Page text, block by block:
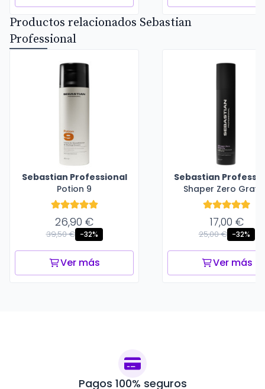
Productos relacionados Sebastian
Professional
Sebastian Professional
Potion 9
26,90 €
39,50 € -32%
Ver más
Sebastian
Shaper Zero
17,00 €
25,00 € -32%
Ver más
Pagos 100% seguros